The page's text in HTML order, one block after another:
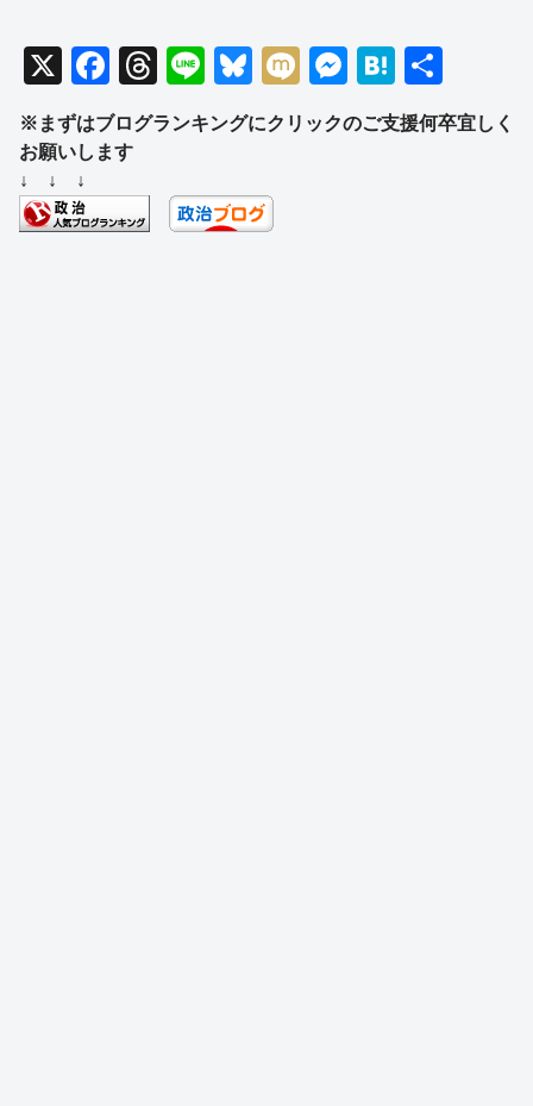
X
F
a
c
b
T
hr
e
d
Li
n
e
Bl
e
y
M
ixi
M
ss
H
at
e
有
※まずはブログランキングにクリックのご支援何卒宜しく
お願いします
↓ ↓ ↓